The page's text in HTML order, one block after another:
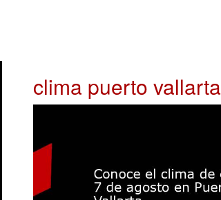
clima puerto vallarta